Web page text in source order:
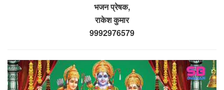
भजन प्रेषक,
राकेश कुमार
9992976579